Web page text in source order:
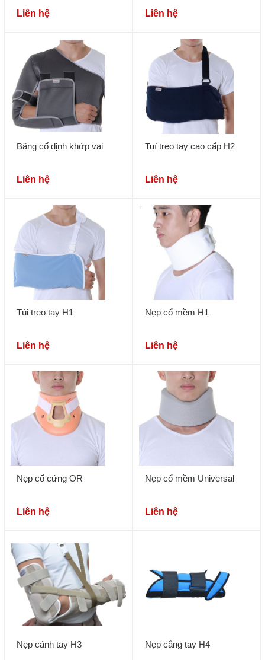
Liên hệ Liên hệ
Băng cố định khớp vai
Liên hệ
Tuí treo tay cao cấp H2
Liên hệ
Túi treo tay H1
Liên hệ
Nẹp cổ mềm H1
Liên hệ
Nẹp cổ cứng OR
Liên hệ
Nẹp cổ mềm Universal
Liên hệ
Nẹp cánh tay H3 Nẹp cẳng tay H4